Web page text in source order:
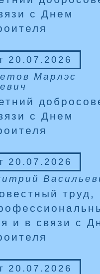
с Днем
20.07.2026
Марлэс
с Днем
20.07.2026
труд,
и в связи с
20.07.2026